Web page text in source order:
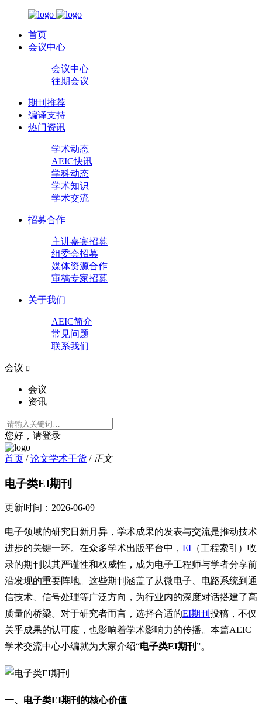
首页
会议中心
会议中心
往期会议
期刊推荐
编译支持
热门资讯
学术动态
AEIC快讯
学科动态
学术知识
学术交流
招募合作
主讲嘉宾招募
组委会招募
媒体资源合作
审稿专家招募
关于我们
AEIC简介
常见问题
联系我们
会议 
会议
资讯
您好，请登录
首页 / 论文学术干货 / 正文
电子类EI期刊
更新时间： 2026-06-09
电子领域的研究日新月异，学术成果的发表与交流是推动技术
进步的关键一环。在众多学术出版平台中， EI （工程索引）收
录的期刊以其严谨性和权威性，成为电子工程师与学者分享前
沿发现的重要阵地。这些期刊涵盖了从微电子、电路系统到通
信技术、信号处理等广泛方向，为行业内的深度对话搭建了高
质量的桥梁。对于研究者而言，选择合适的EI期刊 投稿，不仅
关乎成果的认可度，也影响着学术影响力的传播。本篇AEIC
学术交流中心小编就为大家介绍“电子类EI期刊 ”。
一、电子类EI期刊的核心价值